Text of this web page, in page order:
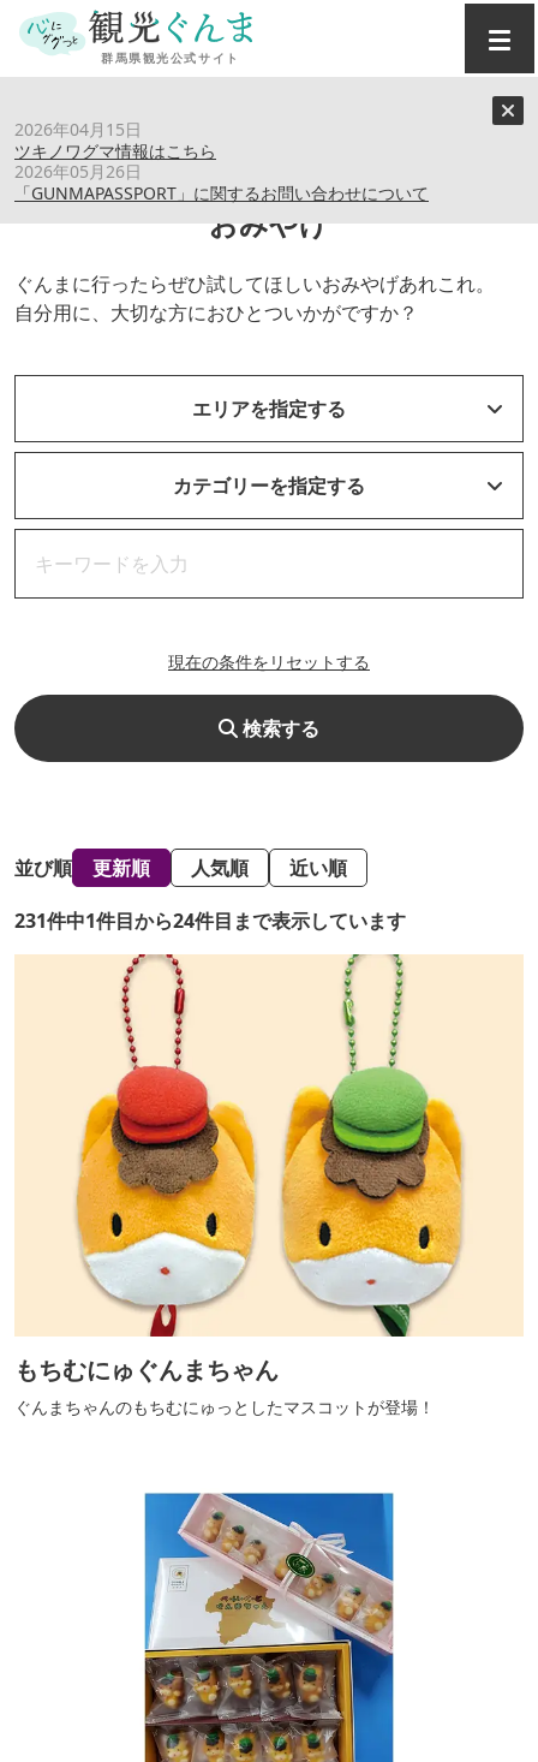
2026年04月15日
ツキノワグマ情報はこちら
2026年05月26日
「GUNMAPASSPORT」に関するお問い合わせについて
おみやげ
ぐんまに行ったらぜひ試してほしいおみやげあれこれ。
自分用に、大切な方におひとついかがですか？
エリアを指定する
カテゴリーを指定する
現在の条件をリセットする
検索する
並び順 更新順 人気順 近い順
231件中1件目から24件目まで表示しています
もちむにゅぐんまちゃん
ぐんまちゃんのもちむにゅっとしたマスコットが登場！